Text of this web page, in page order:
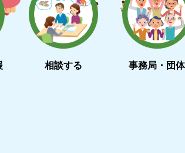
相談する 事務局・団体